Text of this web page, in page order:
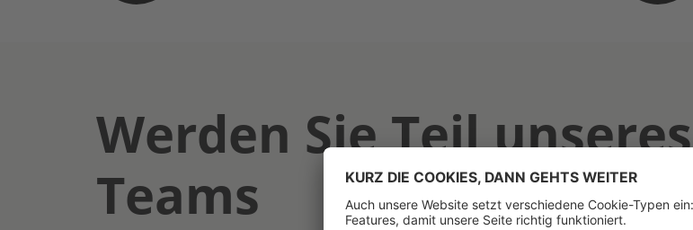
Werden Sie Teil unseres
Teams